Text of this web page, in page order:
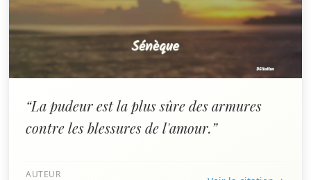
“La pudeur est la plus sûre des armures
contre les blessures de l'amour.”
AUTEUR